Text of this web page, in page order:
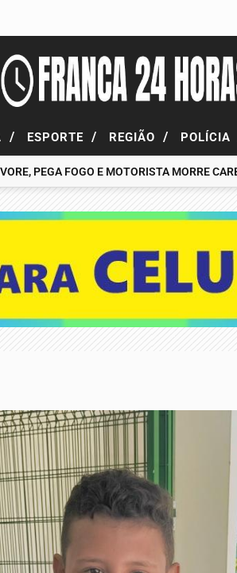
/ ESPORTE / REGIÃO / POLÍCIA
PEGA FOGO E MOTORISTA MORRE